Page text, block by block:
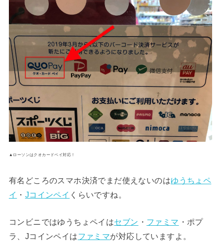
▲ローソンはクオカードペイ対応！
有名どころのスマホ決済でまだ使えないのはゆうちょペ
イ ・ Jコインペイ くらいですね。
コンビニではゆうちょペイはセブン ・ ファミマ ・ポプ
ラ、Jコインペイはファミマが対応していますよ。